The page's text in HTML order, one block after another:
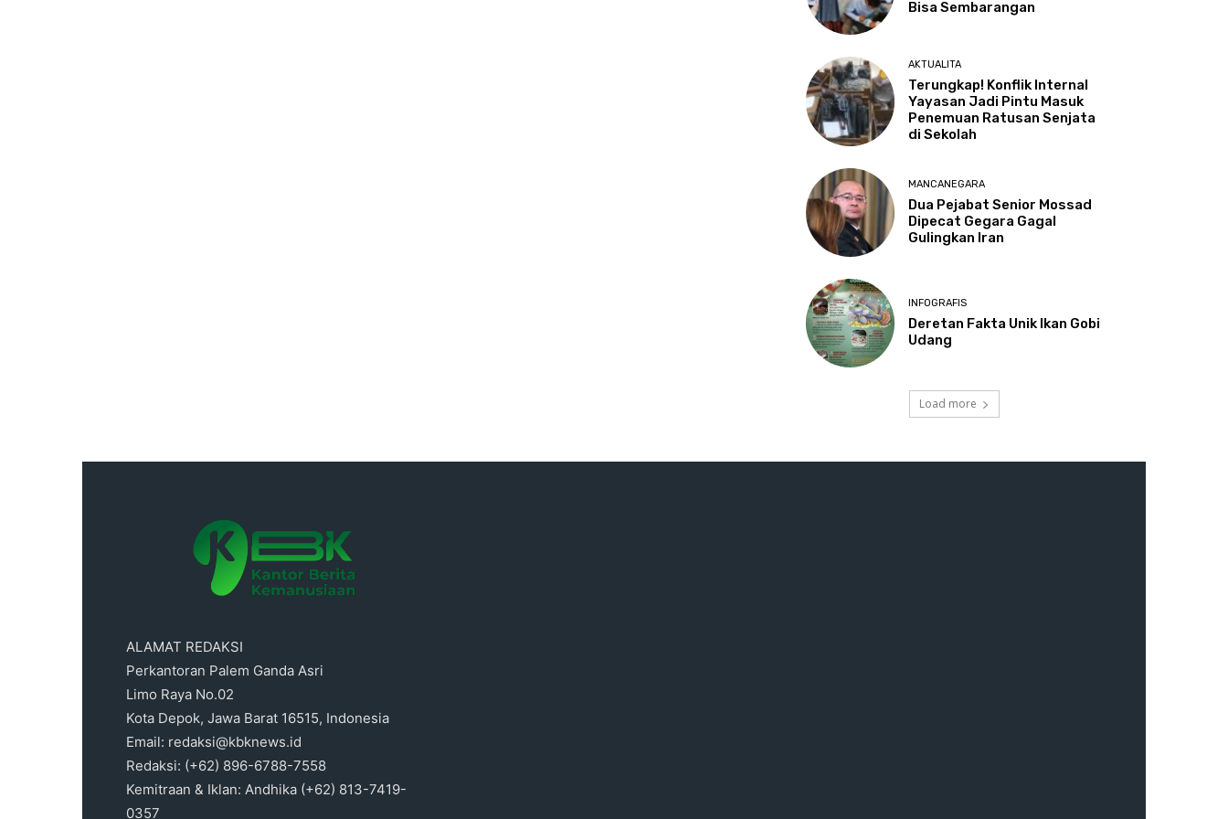
Bisa Sembarangan
AKTUALITA
Terungkap! Konflik Internal
Yayasan Jadi Pintu Masuk
Penemuan Ratusan Senjata
di Sekolah
MANCANEGARA
Dua Pejabat Senior Mossad
Dipecat Gegara Gagal
Gulingkan Iran
INFOGRAFIS
Deretan Fakta Unik Ikan Gobi
Udang
Load more
ALAMAT REDAKSI
Perkantoran Palem Ganda Asri
Limo Raya No.02
Kota Depok, Jawa Barat 16515, Indonesia
Email: redaksi@kbknews.id
Redaksi: (+62) 896-6788-7558
Kemitraan & Iklan: Andhika (+62) 813-7419-
0357